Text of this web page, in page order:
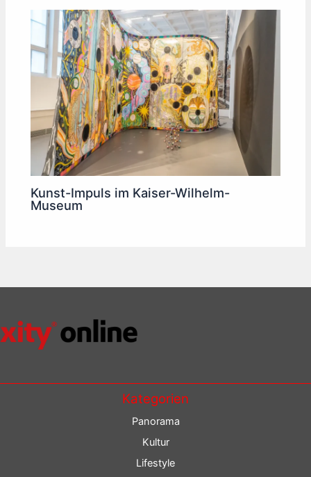
Kunst-Impuls im Kaiser-Wilhelm-
Museum
Kategorien
Panorama
Kultur
Lifestyle